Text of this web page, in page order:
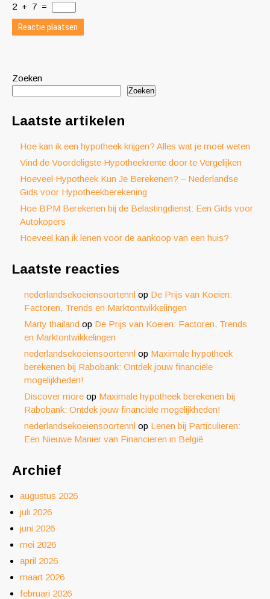
2 + 7 =
Zoeken
Zoeken
Laatste artikelen
Hoe kan ik een hypotheek krijgen? Alles wat je moet weten
Vind de Voordeligste Hypotheekrente door te Vergelijken
Hoeveel Hypotheek Kun Je Berekenen? – Nederlandse
Gids voor Hypotheekberekening
Hoe BPM Berekenen bij de Belastingdienst: Een Gids voor
Autokopers
Hoeveel kan ik lenen voor de aankoop van een huis?
Laatste reacties
nederlandsekoeiensoortennl op De Prijs van Koeien:
Factoren, Trends en Marktontwikkelingen
Marty thailand op De Prijs van Koeien: Factoren, Trends
en Marktontwikkelingen
nederlandsekoeiensoortennl op Maximale hypotheek
berekenen bij Rabobank: Ontdek jouw financiële
mogelijkheden!
Discover more op Maximale hypotheek berekenen bij
Rabobank: Ontdek jouw financiële mogelijkheden!
nederlandsekoeiensoortennl op Lenen bij Particulieren:
Een Nieuwe Manier van Financieren in België
Archief
augustus 2026
juli 2026
juni 2026
mei 2026
april 2026
maart 2026
februari 2026